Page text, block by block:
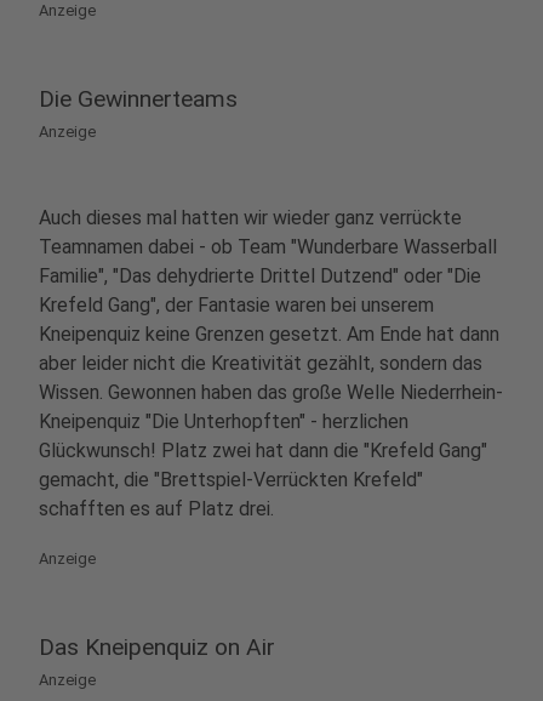
Anzeige
Die Gewinnerteams
Anzeige
Auch dieses mal hatten wir wieder ganz verrückte
Teamnamen dabei - ob Team "Wunderbare Wasserball
Familie", "Das dehydrierte Drittel Dutzend" oder "Die
Krefeld Gang", der Fantasie waren bei unserem
Kneipenquiz keine Grenzen gesetzt. Am Ende hat dann
aber leider nicht die Kreativität gezählt, sondern das
Wissen. Gewonnen haben das große Welle Niederrhein-
Kneipenquiz "Die Unterhopften" - herzlichen
Glückwunsch! Platz zwei hat dann die "Krefeld Gang"
gemacht, die "Brettspiel-Verrückten Krefeld"
schafften es auf Platz drei.
Anzeige
Das Kneipenquiz on Air
Anzeige